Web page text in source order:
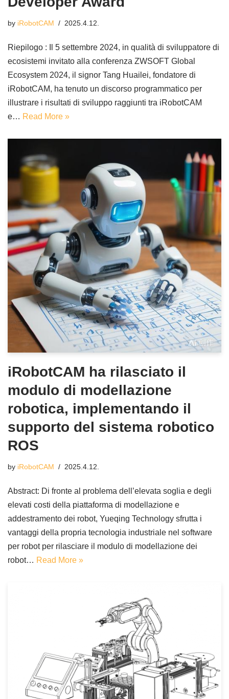
by iRobotCAM 2025.4.12.
Riepilogo : Il 5 settembre 2024, in qualità di sviluppatore di
ecosistemi invitato alla conferenza ZWSOFT Global
Ecosystem 2024, il signor Tang Huailei, fondatore di
iRobotCAM, ha tenuto un discorso programmatico per
illustrare i risultati di sviluppo raggiunti tra iRobotCAM
e… Read More »
iRobotCAM ha rilasciato il
modulo di modellazione
robotica, implementando il
supporto del sistema robotico
ROS
by iRobotCAM 2025.4.12.
Abstract: Di fronte al problema dell’elevata soglia e degli
elevati costi della piattaforma di modellazione e
addestramento dei robot, Yueqing Technology sfrutta i
vantaggi della propria tecnologia industriale nel software
per robot per rilasciare il modulo di modellazione dei
robot… Read More »